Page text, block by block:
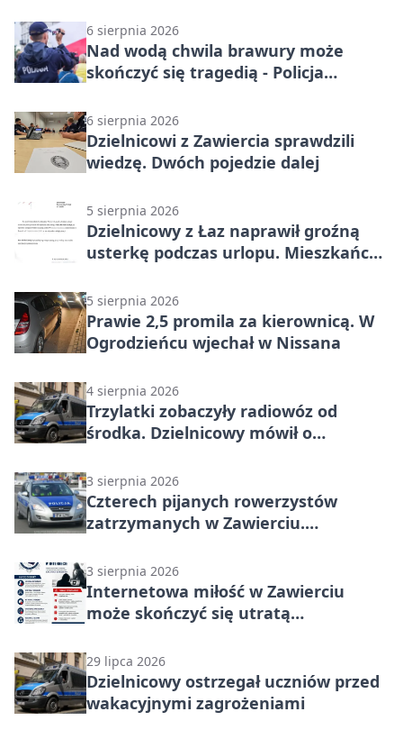
6 sierpnia 2026
Nad wodą chwila brawury może
skończyć się tragedią - Policja
6 sierpnia 2026
Dzielnicowi z Zawiercia sprawdzili
wiedzę. Dwóch pojedzie dalej
5 sierpnia 2026
Dzielnicowy z Łaz naprawił groźną
usterkę podczas urlopu. Mieszkańcy
5 sierpnia 2026
Prawie 2,5 promila za kierownicą. W
Ogrodzieńcu wjechał w Nissana
4 sierpnia 2026
Trzylatki zobaczyły radiowóz od
środka. Dzielnicowy mówił o
3 sierpnia 2026
Czterech pijanych rowerzystów
zatrzymanych w Zawierciu.
3 sierpnia 2026
Internetowa miłość w Zawierciu
może skończyć się utratą
29 lipca 2026
Dzielnicowy ostrzegał uczniów przed
wakacyjnymi zagrożeniami